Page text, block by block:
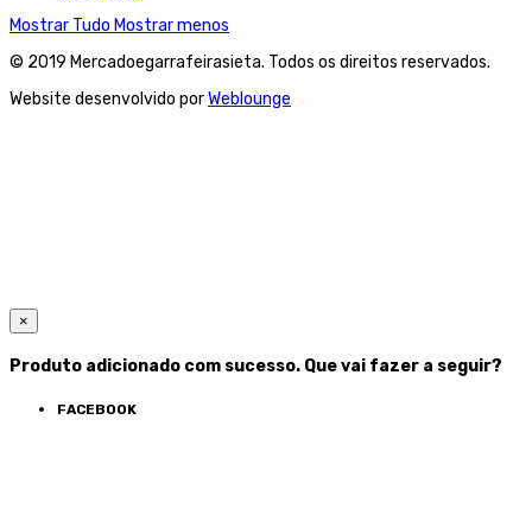
Mostrar Tudo Mostrar menos
© 2019 Mercadoegarrafeirasieta. Todos os direitos reservados.
Website desenvolvido porWeblounge
×
Produto adicionado com sucesso. Que vai fazer a seguir?
FACEBOOK